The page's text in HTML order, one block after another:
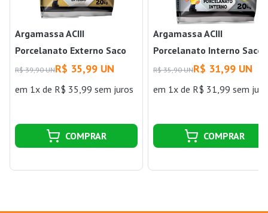
Argamassa ACIII
Porcelanato Externo Saco
20Kg Casa Forte
R$ 39,90 UNR$ 35,99 UN
em 1x de R$ 35,99 sem juros
COMPRAR
Argamassa ACIII
Porcelanato Interno Saco
20kg Casa Forte
R$ 35,90 UNR$ 31,99 UN
em 1x de R$ 31,99 sem
COMPRAR